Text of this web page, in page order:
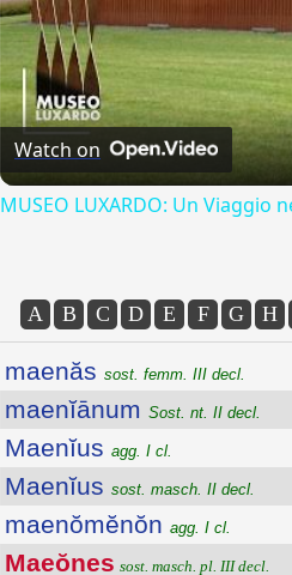
Watch on
MUSEO LUXARDO: Un Viaggio
A B C D E F G H
maenăs sost. femm. III decl.
maenĭānum Sost. nt. II decl.
Maenĭus agg. I cl.
Maenĭus sost. masch. II decl.
maenŏmĕnŏn agg. I cl.
Maeŏnes sost. masch. pl. III decl.